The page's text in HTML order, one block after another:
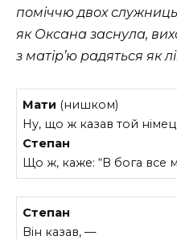
поміччю двох
як Оксана заснула,
з матір’ю радяться як
Мати (нишком)
Ну, що ж казав той
Степан
Що ж, каже: “В бога все
Степан
Він казав, —